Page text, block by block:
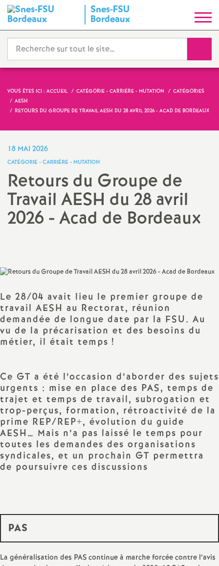
Snes-FSU
Bordeaux
y
n
d
i
t
N
t
i
o
n
a
l
d
e
s
n
s
VOUS ÊTES ICI : ACCUEIL CATÉGORIE - CARRIÈRE - MUTATION
CATÉGORIES
AESH
RETOURS DU GROUPE DE TRAVAIL AESH DU 28 AVRIL 2026 - ACAD DE BORDEAUX
18 MAI 2026
CATÉGORIE - CARRIÈRE - MUTATION
Retours du Groupe de
Travail AESH du 28 avril
2026 - Acad de Bordeaux
Le 28/04 avait lieu le premier groupe de
travail AESH au Rectorat, réunion
demandée de longue date par la FSU. Au
vu de la précarisation et des besoins du
métier, il était temps !
Ce GT a été l’occasion d’aborder des sujets
urgents : mise en place des PAS, temps de
trajet et temps de travail, subrogation et
trop-perçus, formation, rétroactivité de la
prime REP/REP+, évolution du guide
AESH… Mais n’a pas laissé le temps pour
toutes les demandes des organisations
syndicales, et un prochain GT permettra
de poursuivre ces discussions
PAS
La généralisation des PAS continue à marche forcée contre l’avis